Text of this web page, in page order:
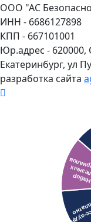
ООО "АС
ИНН - 6686127898
КПП - 667101001
Юр.адрес - 620000,
Екатеринбург, ул
разработка сайта